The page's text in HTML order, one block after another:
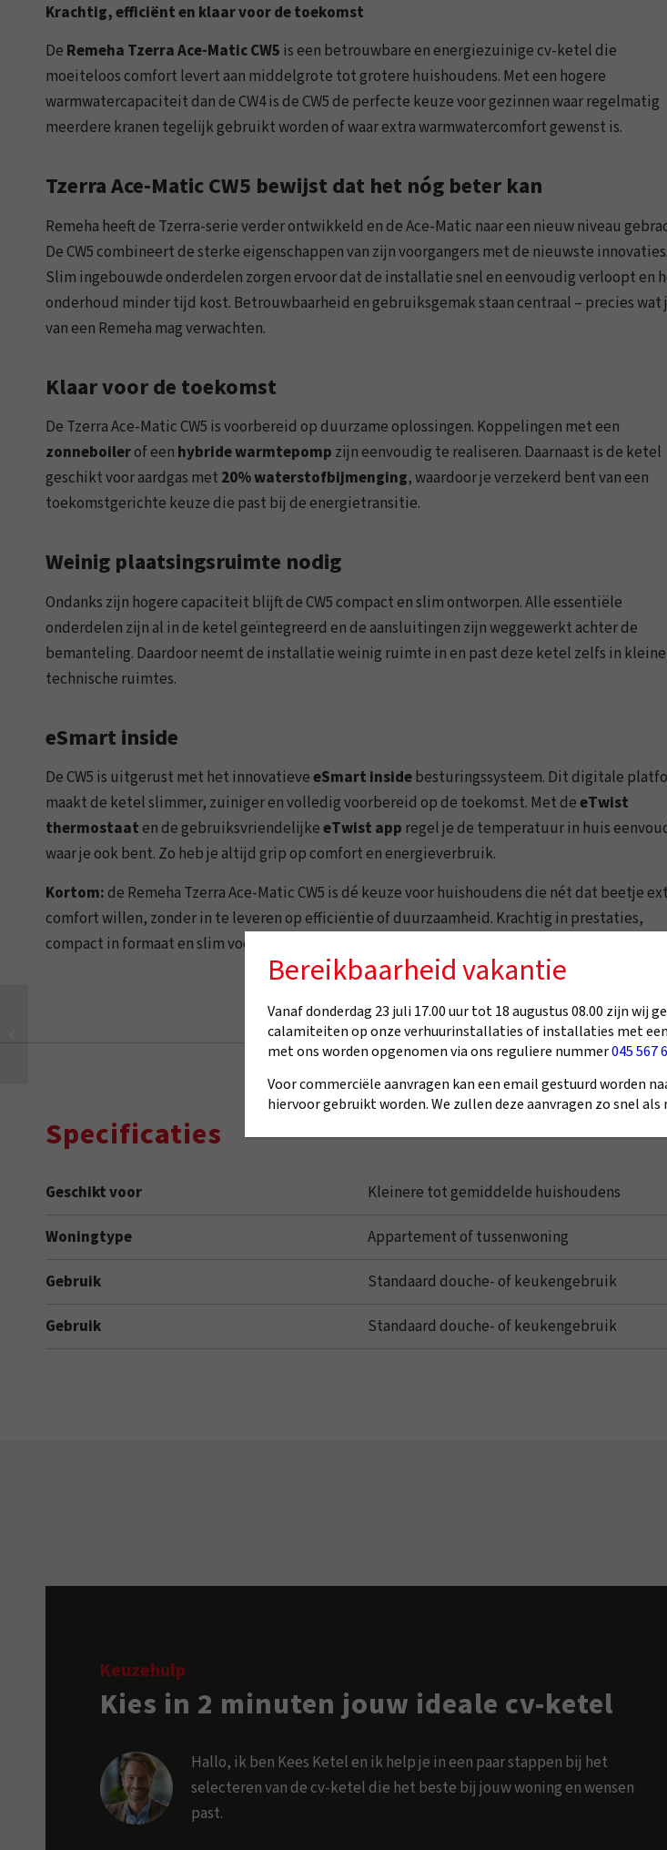
Krachtig, efficiënt en klaar voor de toekomst
De Remeha Tzerra Ace-Matic CW5 is een betrouwbare en energiezuinige cv-ketel die
moeiteloos comfort levert aan middelgrote tot grotere huishoudens. Met een hogere
warmwatercapaciteit dan de CW4 is de CW5 de perfecte keuze voor gezinnen waar regelmatig
meerdere kranen tegelijk gebruikt worden of waar extra warmwatercomfort gewenst is.
Tzerra Ace-Matic CW5 bewijst dat het nóg beter kan
Remeha heeft de Tzerra-serie verder ontwikkeld en de Ace-Matic naar een nieuw niveau
De CW5 combineert de sterke eigenschappen van zijn voorgangers met de nieuwste innovaties.
Slim ingebouwde onderdelen zorgen ervoor dat de installatie snel en eenvoudig verloopt en
onderhoud minder tijd kost. Betrouwbaarheid en gebruiksgemak staan centraal – precies wat
van een Remeha mag verwachten.
Klaar voor de toekomst
De Tzerra Ace-Matic CW5 is voorbereid op duurzame oplossingen. Koppelingen met een
zonneboilerof een hybride warmtepomp zijn eenvoudig te realiseren. Daarnaast is de ketel
geschikt voor aardgas met 20% waterstofbijmenging, waardoor je verzekerd bent van een
toekomstgerichte keuze die past bij de energietransitie.
Weinig plaatsingsruimte nodig
Ondanks zijn hogere capaciteit blijft de CW5 compact en slim ontworpen. Alle essentiële
onderdelen zijn al in de ketel geïntegreerd en de aansluitingen zijn weggewerkt achter de
bemanteling. Daardoor neemt de installatie weinig ruimte in en past deze ketel zelfs in
technische ruimtes.
eSmart inside
De CW5 is uitgerust met het innovatieveeSmart insidebesturingssysteem. Dit digitale
maakt de ketel slimmer, zuiniger en volledig voorbereid op de toekomst. Met deeTwist
thermostaaten de gebruiksvriendelijkeeTwist app regel je de temperatuur in huis
waar je ook bent. Zo heb je altijd grip op comfort en energieverbruik.
Kortom:de Remeha Tzerra Ace-Matic CW5 is dé keuze voor huishoudens die nét dat beetje
comfort willen, zonder in te leveren op efficiëntie of duurzaamheid. Krachtig in prestaties,
compact in formaat en slim voorbereid op de toekomst.
Specificaties
Geschikt voor Kleinere tot gemiddelde huishoudens
Woningtype Appartement of tussenwoning
Gebruik Standaard douche- of keukengebruik
Gebruik Standaard douche- of keukengebruik
Keuzehulp
Kies in 2 minuten jouw ideale cv-ketel
Hallo, ik ben Kees Ketel en ik help je in een paar stappen bij het
selecteren van de cv-ketel die het beste bij jouw woning en wensen
past.
Bereikbaarheid vakantie
Vanaf donderdag 23 juli 17.00 uur tot 18 augustus 08.00 zijn wij
calamiteiten op onze verhuurinstallaties of installaties met
met ons worden opgenomen via ons reguliere nummer045 567
Voor commerciële aanvragen kan een email gestuurd worden
hiervoor gebruikt worden. We zullen deze aanvragen zo snel